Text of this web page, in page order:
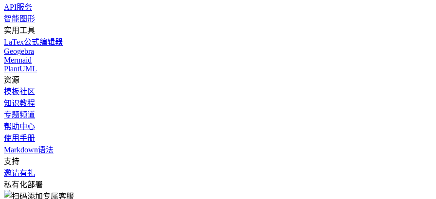
API服务
智能图形
实用工具
LaTex公式编辑器
Geogebra
Mermaid
PlantUML
资源
模板社区
知识教程
专题频道
帮助中心
使用手册
Markdown语法
支持
邀请有礼
私有化部署